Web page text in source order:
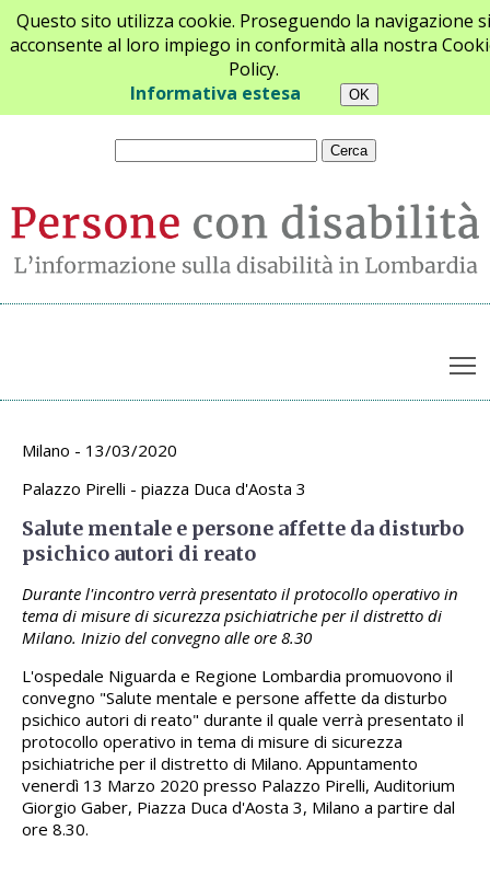
Questo sito utilizza cookie. Proseguendo la navigazione si
acconsente al loro impiego in conformità alla nostra
Policy.
Informativa estesa
Chi siamo Newsletter Contatti
Archivio appuntamenti
Milano - 13/03/2020
Palazzo Pirelli - piazza Duca d'Aosta 3
Salute mentale e persone affette da disturbo
psichico autori di reato
Durante l'incontro verrà presentato il protocollo operativo in
tema di misure di sicurezza psichiatriche per il distretto di
Milano. Inizio del convegno alle ore 8.30
L'ospedale Niguarda e Regione Lombardia promuovono il
convegno "Salute mentale e persone affette da disturbo
psichico autori di reato" durante il quale verrà presentato il
protocollo operativo in tema di misure di sicurezza
psichiatriche per il distretto di Milano. Appuntamento
venerdì 13 Marzo 2020 presso Palazzo Pirelli, Auditorium
Giorgio Gaber, Piazza Duca d'Aosta 3, Milano a partire dal
ore 8.30.